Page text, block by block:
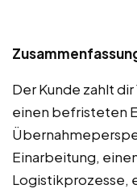
Der Kunde zahlt
einen befristeten
Einarbeitung,
Logistikprozesse,